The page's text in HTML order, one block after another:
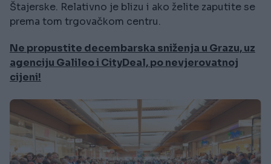
Štajerske. Relativno je blizu i ako želite zaputite se
prema tom trgovačkom centru.
Ne propustite decembarska sniženja u Grazu, uz
agenciju Galileo i CityDeal, po nevjerovatnoj
cijeni!